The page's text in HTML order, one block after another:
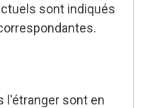
sont indiqués
l'étranger sont en